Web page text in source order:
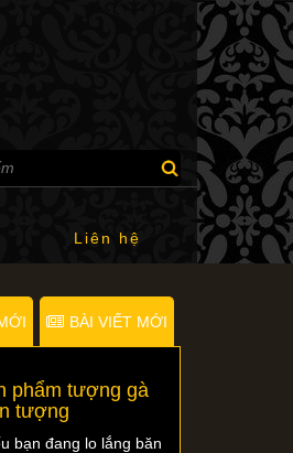
Liên hệ
BÀI VIẾT MỚI
phẩm tượng gà
tượng
bạn đang lo lắng băn